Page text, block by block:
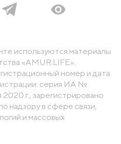
используются материалы
«AMUR.LIFE».
номер и дата
серия ИА №
г., зарегистрировано
надзору в сфере связи,
и массовых